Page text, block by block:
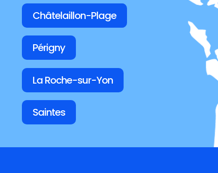
Châtelaillon-Plage
Périgny
La Roche-sur-Yon
Saintes